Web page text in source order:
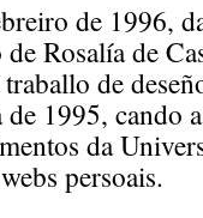
de 1996,
Rosalía de
de
1995, cando
da
persoais.